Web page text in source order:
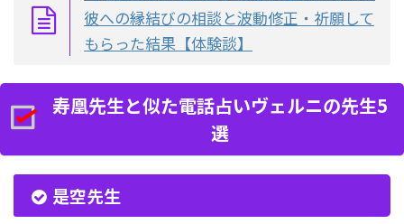
彼への縁結びの相談と波動修正・祈願して
もらった結果【体験談】
寿凰先生と似た電話占いヴェルニの先生5
選
是空先生